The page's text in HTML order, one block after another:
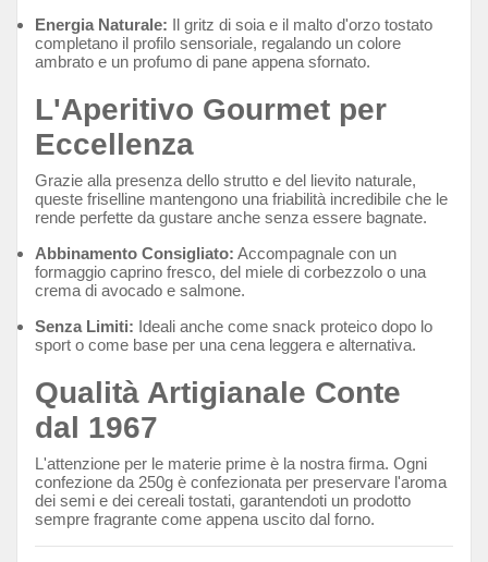
Energia Naturale: Il gritz di soia e il malto d'orzo tostato
completano il profilo sensoriale, regalando un colore
ambrato e un profumo di pane appena sfornato.
L'Aperitivo Gourmet per
Eccellenza
Grazie alla presenza dello strutto e del lievito naturale,
queste friselline mantengono una friabilità incredibile che le
rende perfette da gustare anche senza essere bagnate.
Abbinamento Consigliato: Accompagnale con un
formaggio caprino fresco, del miele di corbezzolo o una
crema di avocado e salmone.
Senza Limiti: Ideali anche come snack proteico dopo lo
sport o come base per una cena leggera e alternativa.
Qualità Artigianale Conte
dal 1967
L'attenzione per le materie prime è la nostra firma. Ogni
confezione da 250g è confezionata per preservare l'aroma
dei semi e dei cereali tostati, garantendoti un prodotto
sempre fragrante come appena uscito dal forno.